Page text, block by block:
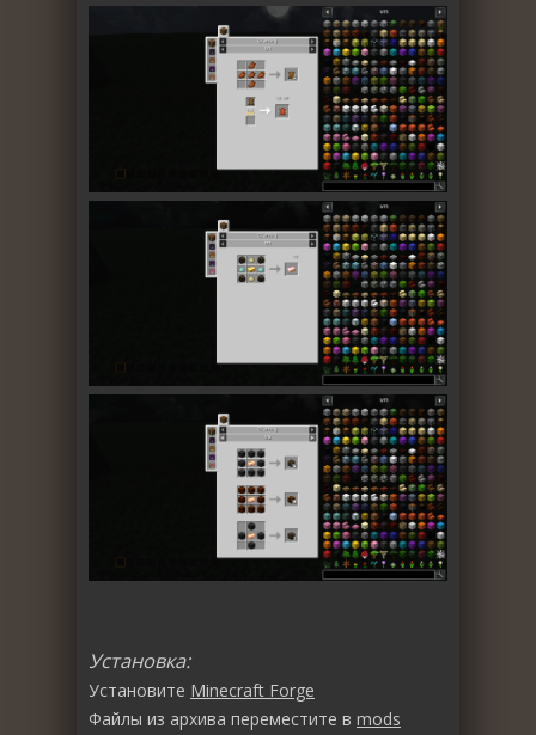
Установка:
Установите Minecraft Forge
Файлы из архива переместите в mods